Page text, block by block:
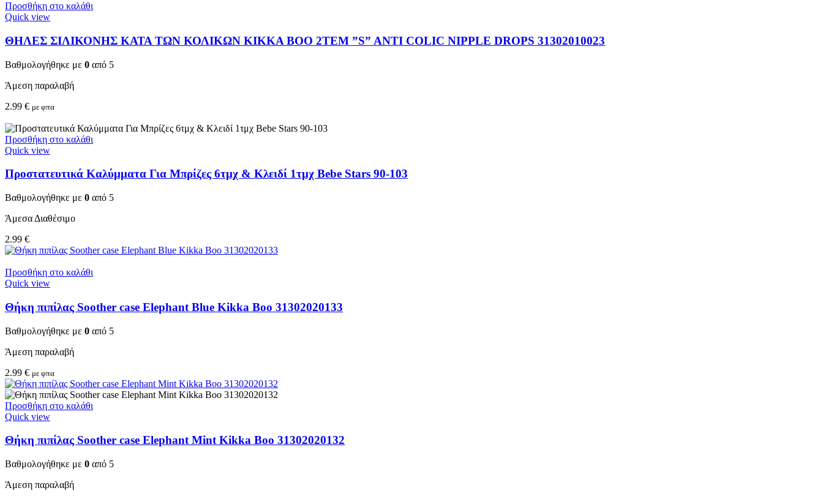
Προσθήκη στο καλάθι
Quick view
ΘΗΛΕΣ ΣΙΛΙΚΟΝΗΣ ΚΑΤΑ ΤΩΝ ΚΟΛΙΚΩΝ KIKKA BOO 2TEM ”S” ANTI COLIC NIPPLE DROPS 31302010023
Βαθμολογήθηκε με 0 από 5
Άμεση παραλαβή
2.99 € με φπα
Προσθήκη στο καλάθι
Quick view
Προστατευτικά Καλύμματα Για Μπρίζες 6τμχ & Κλειδί 1τμχ Bebe Stars 90-103
Βαθμολογήθηκε με 0 από 5
Άμεσα Διαθέσιμο
2.99 €
Προσθήκη στο καλάθι
Quick view
Θήκη πιπίλας Soother case Elephant Blue Kikka Boo 31302020133
Βαθμολογήθηκε με 0 από 5
Άμεση παραλαβή
2.99 € με φπα
Προσθήκη στο καλάθι
Quick view
Θήκη πιπίλας Soother case Elephant Mint Kikka Boo 31302020132
Βαθμολογήθηκε με 0 από 5
Άμεση παραλαβή